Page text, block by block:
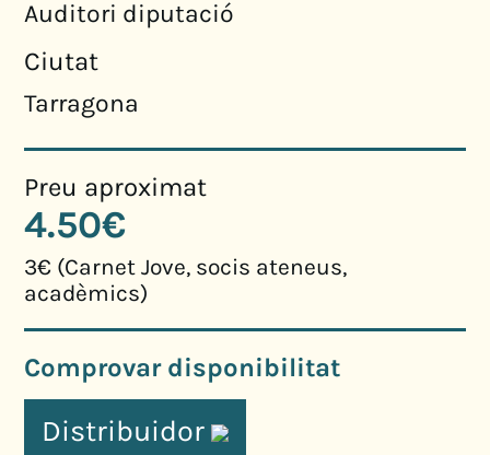
Auditori diputació
Ciutat
Tarragona
Preu aproximat
4.50€
3€ (Carnet Jove, socis ateneus,
acadèmics)
Comprovar disponibilitat
Distribuidor